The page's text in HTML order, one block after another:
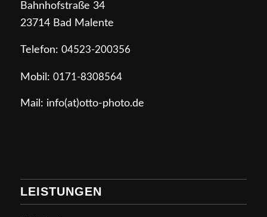
Bahnhofstraße 34
23714 Bad Malente
Telefon: 04523-200356
Mobil: 0171-8308564
Mail: info(at)otto-photo.de
LEISTUNGEN